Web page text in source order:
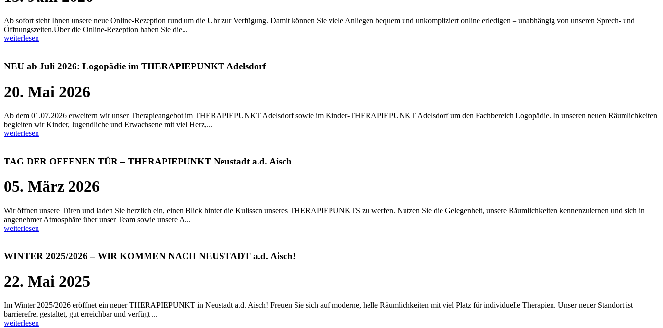
Ab sofort steht Ihnen unsere neue Online-Rezeption rund um die Uhr zur Verfügung. Damit können Sie viele Anliegen bequem und unkompliziert online erledigen – unabhängig von unseren Sprech- und
Öffnungszeiten.Über die Online-Rezeption haben Sie die...
weiterlesen
NEU ab Juli 2026: Logopädie im THERAPIEPUNKT Adelsdorf
20. Mai 2026
Ab dem 01.07.2026 erweitern wir unser Therapieangebot im THERAPIEPUNKT Adelsdorf sowie im Kinder-THERAPIEPUNKT Adelsdorf um den Fachbereich Logopädie. In unseren neuen Räumlichkeiten
begleiten wir Kinder, Jugendliche und Erwachsene mit viel Herz,...
weiterlesen
TAG DER OFFENEN TÜR – THERAPIEPUNKT Neustadt a.d. Aisch
05. März 2026
Wir öffnen unsere Türen und laden Sie herzlich ein, einen Blick hinter die Kulissen unseres THERAPIEPUNKTS zu werfen. Nutzen Sie die Gelegenheit, unsere Räumlichkeiten kennenzulernen und sich in
angenehmer Atmosphäre über unser Team sowie unsere A...
weiterlesen
WINTER 2025/2026 – WIR KOMMEN NACH NEUSTADT a.d. Aisch!
22. Mai 2025
Im Winter 2025/2026 eröffnet ein neuer THERAPIEPUNKT in Neustadt a.d. Aisch! Freuen Sie sich auf moderne, helle Räumlichkeiten mit viel Platz für individuelle Therapien. Unser neuer Standort ist
barrierefrei gestaltet, gut erreichbar und verfügt ...
weiterlesen